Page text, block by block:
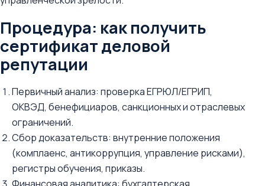
Процедура: как получить
сертификат деловой
репутации
Первичный анализ: проверка ЕГРЮЛ/ЕГРИП,
ОКВЭД, бенефициаров, санкционных и отраслевых
ограничений.
Сбор доказательств: внутренние положения
(комплаенс, антикоррупция, управление рисками),
регистры обучения, приказы.